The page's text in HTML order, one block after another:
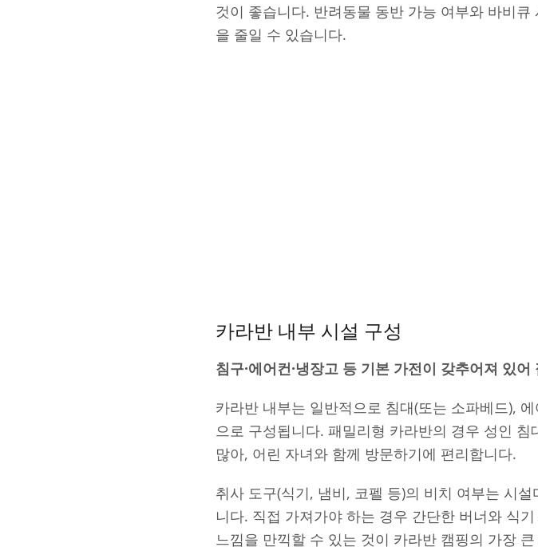
것이 좋습니다. 반려동물 동반 가능 여부와 바비
을 줄일 수 있습니다.
카라반 내부 시설 구성
침구·에어컨·냉장고 등 기본 가전이 갖추어져 있
카라반 내부는 일반적으로 침대(또는 소파베드),
으로 구성됩니다. 패밀리형 카라반의 경우 성인
많아, 어린 자녀와 함께 방문하기에 편리합니다.
취사 도구(식기, 냄비, 코펠 등)의 비치 여부는 시
니다. 직접 가져가야 하는 경우 간단한 버너와 식
느낌을 만끽할 수 있는 것이 카라반 캠핑의 가장